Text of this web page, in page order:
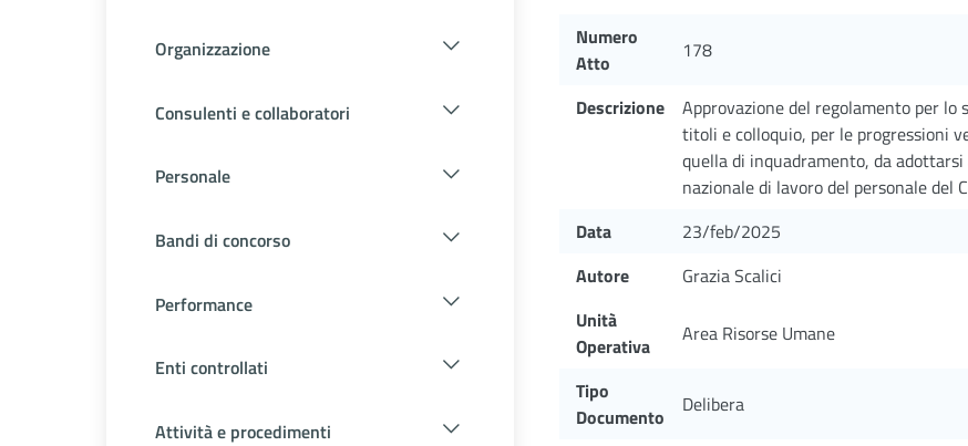
Organizzazione
Consulenti e collaboratori
Personale
Bandi di concorso
Performance
Enti controllati
Attività e procedimenti
Numero
Atto
178
Descrizione
Approvazione del regolamento per
titoli e colloquio, per le progressioni
quella di inquadramento, da
nazionale di lavoro del personale del
Data
23/feb/2025
Autore
Grazia Scalici
Unità
Operativa
Area Risorse Umane
Tipo
Documento
Delibera